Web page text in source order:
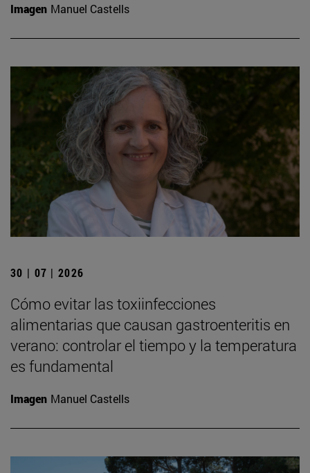
Imagen Manuel Castells
30 | 07 | 2026
Cómo evitar las toxiinfecciones
alimentarias que causan gastroenteritis en
verano: controlar el tiempo y la temperatura
es fundamental
Imagen Manuel Castells